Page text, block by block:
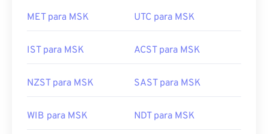
MET para MSK UTC para MSK
IST para MSK ACST para MSK
NZST para MSK SAST para MSK
WIB para MSK NDT para MSK